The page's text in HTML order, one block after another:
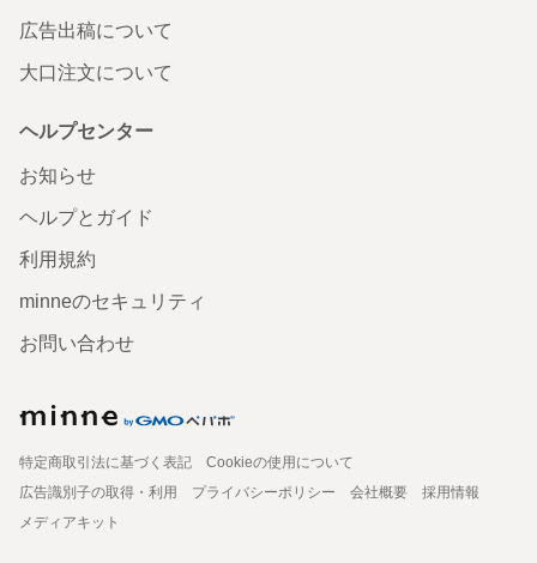
広告出稿について
大口注文について
ヘルプセンター
お知らせ
ヘルプとガイド
利用規約
minneのセキュリティ
お問い合わせ
特定商取引法に基づく表記
Cookieの使用について
広告識別子の取得・利用
プライバシーポリシー 会社概要
採用情報
メディアキット